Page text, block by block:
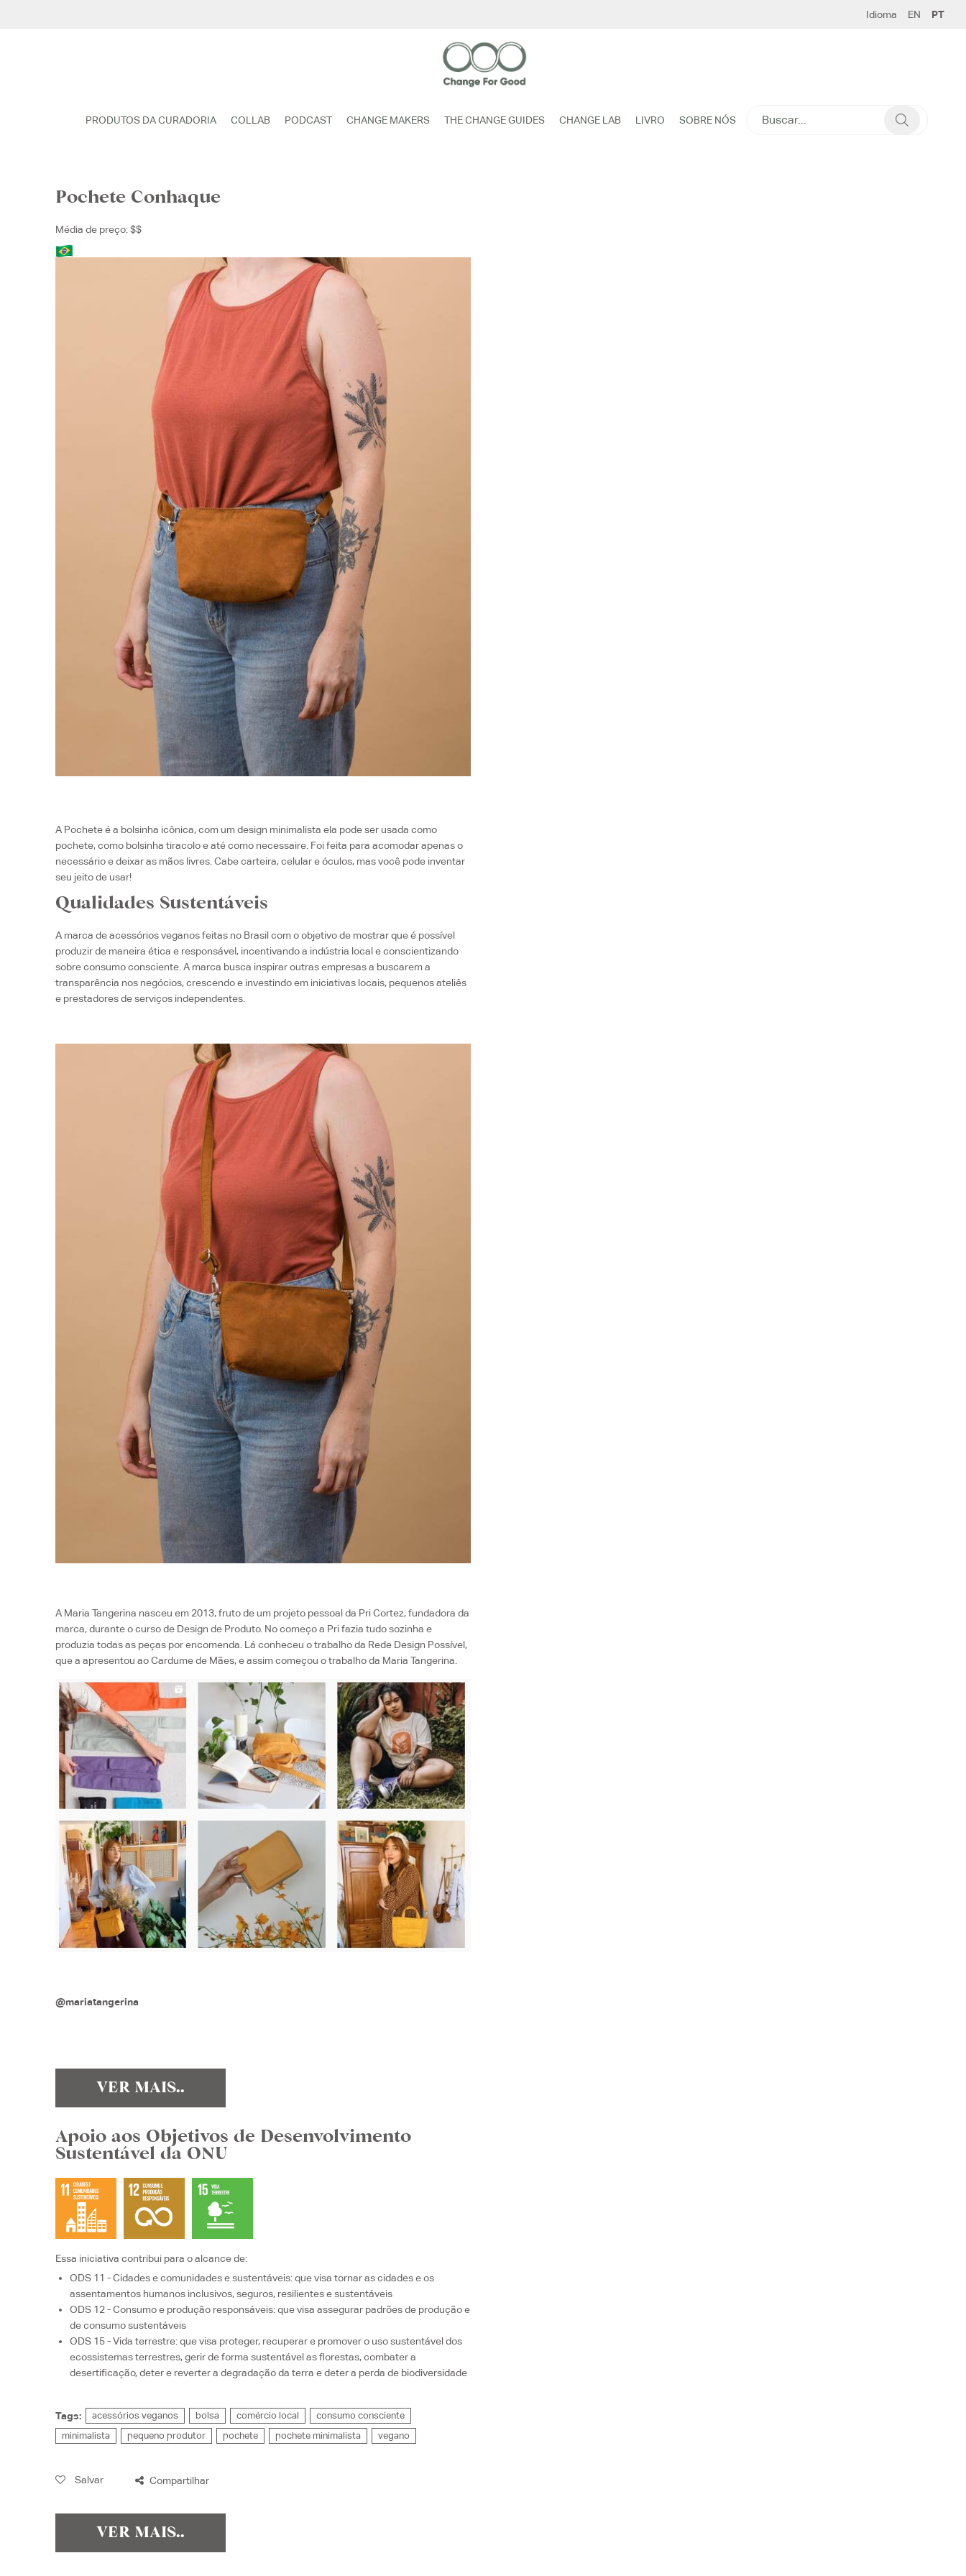
Idioma EN PT
PRODUTOS DA CURADORIA COLLAB PODCAST CHANGE MAKERS THE CHANGE GUIDES CHANGE LAB LIVRO SOBRE NÓS
Pochete Conhaque
Média de preço: $$
A Pochete é a bolsinha icônica, com um design minimalista ela pode ser usada como
pochete, como bolsinha tiracolo e até como necessaire. Foi feita para acomodar apenas o
necessário e deixar as mãos livres. Cabe carteira, celular e óculos, mas você pode inventar
seu jeito de usar!
Qualidades Sustentáveis
A marca de acessórios veganos feitas no Brasil com o objetivo de mostrar que é possível
produzir de maneira ética e responsável, incentivando a indústria local e conscientizando
sobre consumo consciente. A marca busca inspirar outras empresas a buscarem a
transparência nos negócios, crescendo e investindo em iniciativas locais, pequenos ateliês
e prestadores de serviços independentes.
A Maria Tangerina nasceu em 2013, fruto de um projeto pessoal da Pri Cortez, fundadora da
marca, durante o curso de Design de Produto. No começo a Pri fazia tudo sozinha e
produzia todas as peças por encomenda. Lá conheceu o trabalho da Rede Design Possível,
que a apresentou ao Cardume de Mães, e assim começou o trabalho da Maria Tangerina.
@mariatangerina
VER MAIS..
Apoio aos Objetivos de Desenvolvimento
Sustentável da ONU
Essa iniciativa contribui para o alcance de:
ODS 11 - Cidades e comunidades e sustentáveis: que visatornar as cidades e os
assentamentos humanos inclusivos, seguros, resilientes e sustentáveis
ODS 12 - Consumo e produção responsáveis: que visaassegurar padrões de produção e
de consumo sustentáveis
ODS 15 - Vida terrestre: que visa proteger, recuperar e promover o uso sustentável dos
ecossistemas terrestres, gerir de forma sustentável as florestas, combater a
desertificação, deter e reverter a degradação da terra e deter a perda de biodiversidade
Tags: acessórios veganos bolsa comércio local
consumo consciente
minimalista
pequeno produtor pochete pochete minimalista vegano
Salvar Compartilhar
VER MAIS..